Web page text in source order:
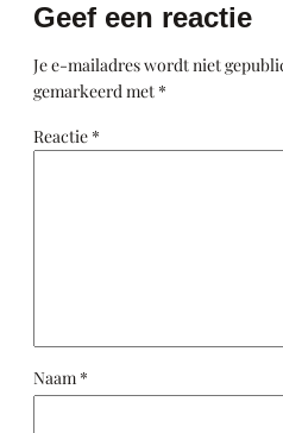
Geef een reactie
Je e-mailadres wordt niet
gemarkeerd met *
Reactie *
Naam *